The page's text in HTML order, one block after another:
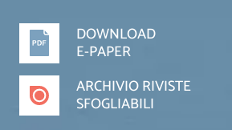
DOWNLOAD
E-PAPER
ARCHIVIO RIVISTE
SFOGLIABILI